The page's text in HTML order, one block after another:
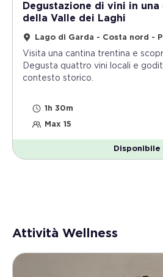
Degustazione di vini in
della Valle dei Laghi
Lago di Garda - Costa nord -
Visita una cantina trentina e
Degusta quattro vini locali e
contesto storico.
1h 30m
Max 15
Disponibile
Attività Wellness